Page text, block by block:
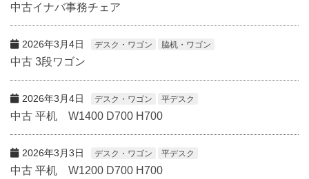
中古イナバ事務チェア
2026年3月4日 デスク・ワゴン 脇机・ワゴン
中古 3段ワゴン
2026年3月4日 デスク・ワゴン 平デスク
中古 平机 W1400 D700 H700
2026年3月3日 デスク・ワゴン 平デスク
中古 平机 W1200 D700 H700